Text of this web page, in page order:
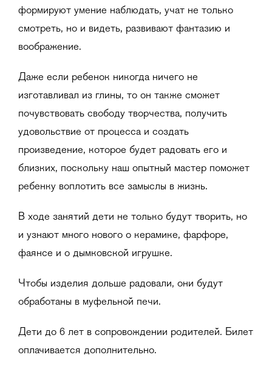
формируют умение наблюдать, учат не только
смотреть, но и видеть, развивают фантазию и
воображение.
Даже если ребенок никогда ничего не
изготавливал из глины, то он также сможет
почувствовать свободу творчества, получить
удовольствие от процесса и создать
произведение, которое будет радовать его и
близких, поскольку наш опытный мастер поможет
ребенку воплотить все замыслы в жизнь.
В ходе занятий дети не только будут творить, но
и узнают много нового о керамике, фарфоре,
фаянсе и о дымковской игрушке.
Чтобы изделия дольше радовали, они будут
обработаны в муфельной печи.
Дети до 6 лет в сопровождении родителей. Билет
оплачивается дополнительно.